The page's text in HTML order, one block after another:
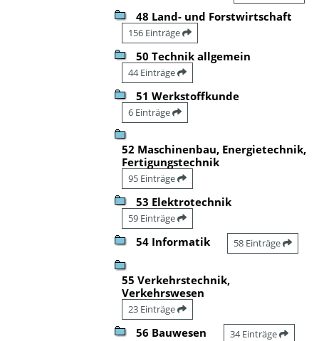
48 Land- und Forstwirtschaft
156 Einträge
50 Technik allgemein
44 Einträge
51 Werkstoffkunde
6 Einträge
52 Maschinenbau, Energietechnik,
Fertigungstechnik
95 Einträge
53 Elektrotechnik
59 Einträge
54 Informatik 58 Einträge
55 Verkehrstechnik,
Verkehrswesen
23 Einträge
56 Bauwesen 34 Einträge